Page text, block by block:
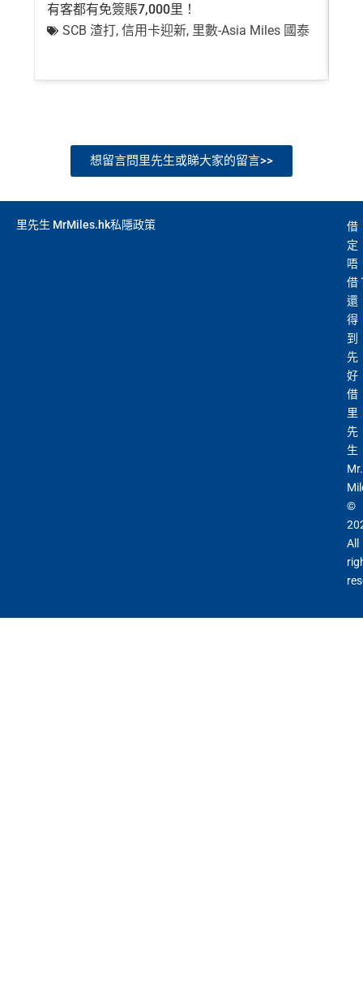
有客都有免簽賬7,000里！
SCB 渣打,信用卡迎新, 里數-Asia Miles 國泰
想留言問里先生或睇大家的留言>>
里先生 MrMiles.hk私隱政策
借
定
唔
借
還
得
到
先
好
借
里
先
生
Mr.
©
All